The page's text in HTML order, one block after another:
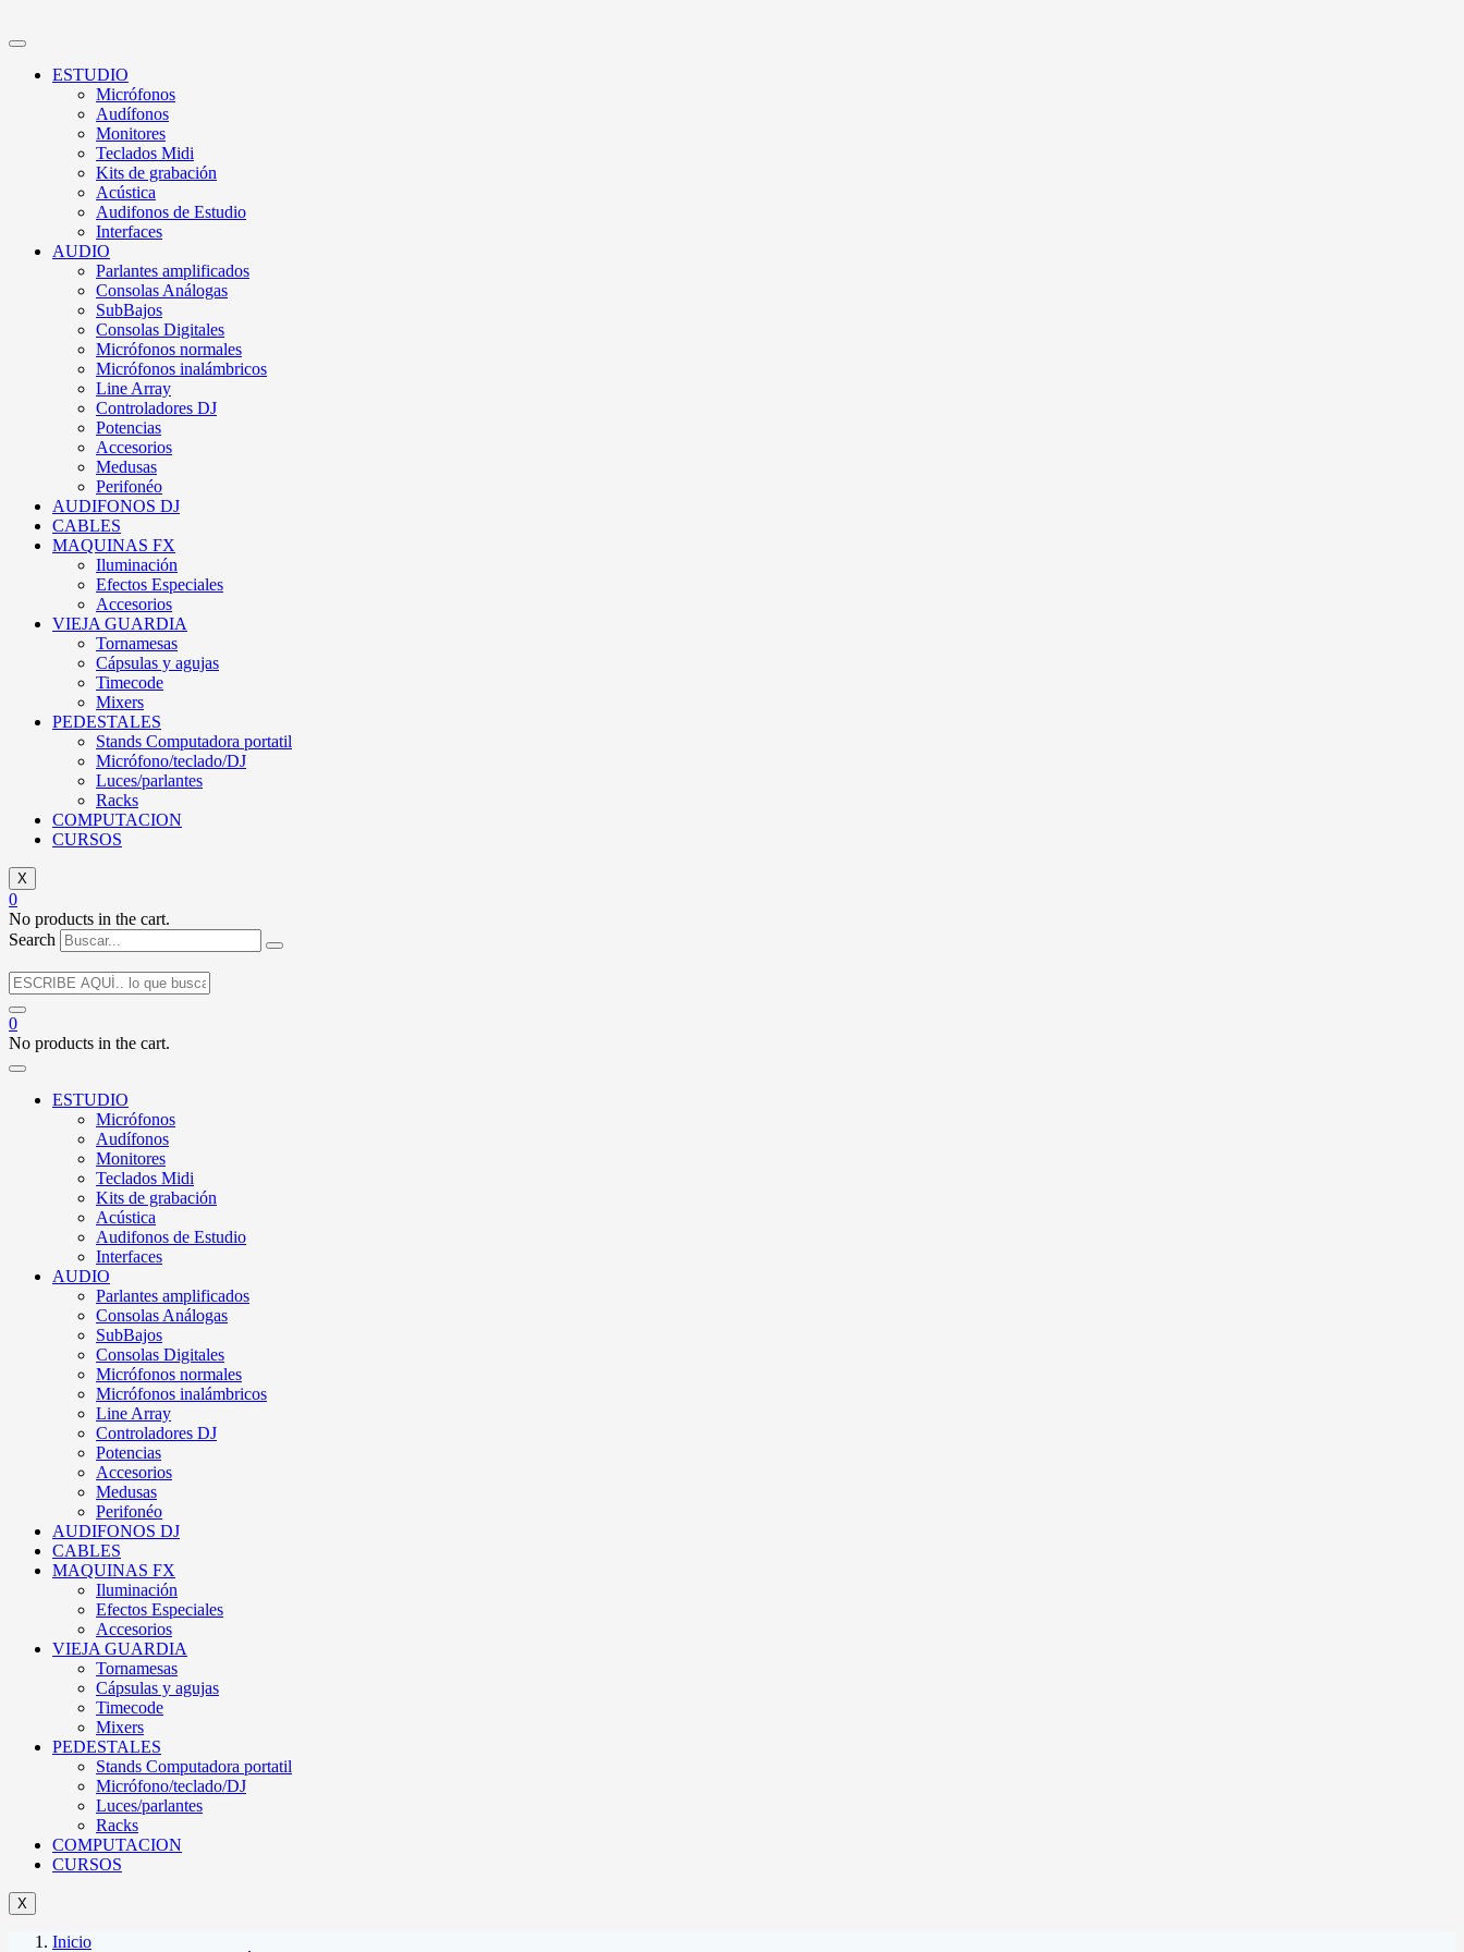
ESTUDIO
Micrófonos
Audífonos
Monitores
Teclados Midi
Kits de grabación
Acústica
Audifonos de Estudio
Interfaces
AUDIO
Parlantes amplificados
Consolas Análogas
SubBajos
Consolas Digitales
Micrófonos normales
Micrófonos inalámbricos
Line Array
Controladores DJ
Potencias
Accesorios
Medusas
Perifonéo
AUDIFONOS DJ
CABLES
MAQUINAS FX
Iluminación
Efectos Especiales
Accesorios
VIEJA GUARDIA
Tornamesas
Cápsulas y agujas
Timecode
Mixers
PEDESTALES
Stands Computadora portatil
Micrófono/teclado/DJ
Luces/parlantes
Racks
COMPUTACION
CURSOS
X
0
No products in the cart.
Search
0
No products in the cart.
ESTUDIO
Micrófonos
Audífonos
Monitores
Teclados Midi
Kits de grabación
Acústica
Audifonos de Estudio
Interfaces
AUDIO
Parlantes amplificados
Consolas Análogas
SubBajos
Consolas Digitales
Micrófonos normales
Micrófonos inalámbricos
Line Array
Controladores DJ
Potencias
Accesorios
Medusas
Perifonéo
AUDIFONOS DJ
CABLES
MAQUINAS FX
Iluminación
Efectos Especiales
Accesorios
VIEJA GUARDIA
Tornamesas
Cápsulas y agujas
Timecode
Mixers
PEDESTALES
Stands Computadora portatil
Micrófono/teclado/DJ
Luces/parlantes
Racks
COMPUTACION
CURSOS
X
Inicio